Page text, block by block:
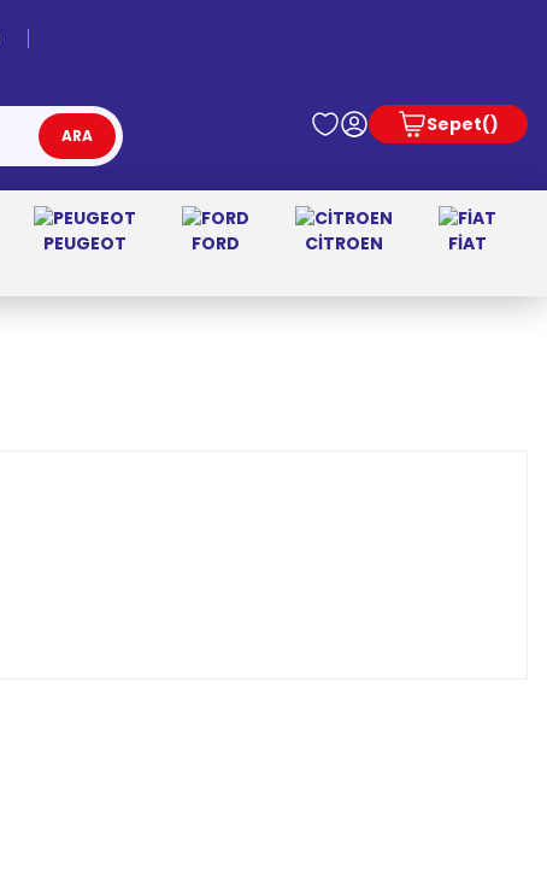
ARA Sepet
PEUGEOT FORD CİTROEN FİAT